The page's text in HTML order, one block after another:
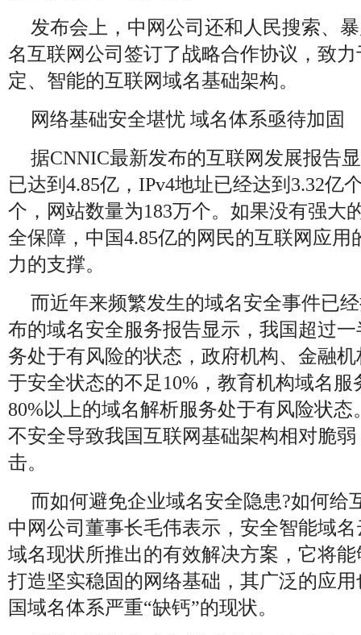
发布会上，中网公司还和人民搜索、
名互联网公司签订了战略合作协议，致
定、智能的互联网域名基础架构。
网络基础安全堪忧 域名体系亟待加固
据CNNIC最新发布的互联网发展报告
已达到4.85亿，IPv4地址已经达到3.32亿
个，网站数量为183万个。如果没有强大
全保障，中国4.85亿的网民的互联网应用
力的支撑。
而近年来频繁发生的域名安全事件已
布的域名安全服务报告显示，我国超过
务处于有风险的状态，政府机构、金融
于安全状态的不足10%，教育机构域名
80%以上的域名解析服务处于有风险状
不安全导致我国互联网基础架构相对脆
击。
而如何避免企业域名安全隐患?如何给
中网公司董事长毛伟表示，安全智能域
域名现状所推出的有效解决方案，它将
打造坚实稳固的网络基础，其广泛的应
国域名体系严重“缺钙”的现状。